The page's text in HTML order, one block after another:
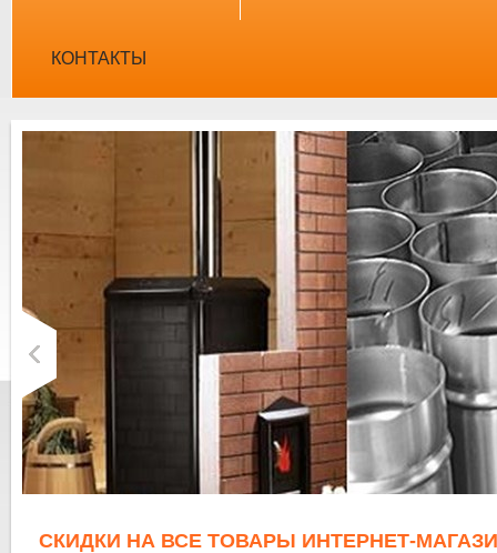
КОНТАКТЫ
СКИДКИ НА ВСЕ ТОВАРЫ ИНТЕРНЕТ-